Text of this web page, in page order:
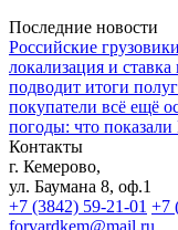
Последние новости
Российские
локализация и
подводит итоги
покупатели всё ещё
погоды: что
Контакты
г. Кемерово,
ул. Баумана 8, оф.1
+7 (3842) 59-21-01 +7
forvardkem@mail.ru